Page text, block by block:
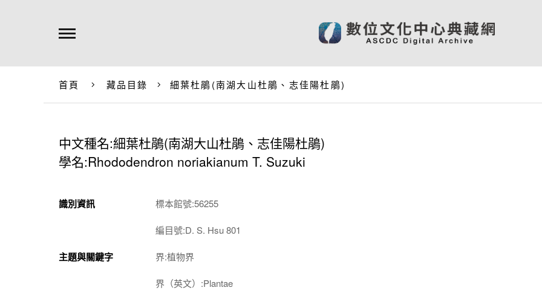
首頁 藏品目錄 細葉杜鵑(南湖大山杜鵑、志佳陽杜鵑)
中文種名:細葉杜鵑(南湖大山杜鵑、志佳陽杜鵑)
學名:Rhododendron noriakianum T. Suzuki
識別資訊 標本館號:56255
編目號:D. S. Hsu 801
主題與關鍵字 界:植物界
界（英文）:Plantae